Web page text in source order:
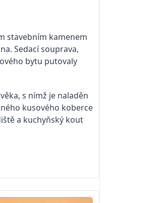
stavebním kamenem
Sedací souprava,
bytu putovaly
s nímž je naladěn
kusového koberce
a kuchyňský kout